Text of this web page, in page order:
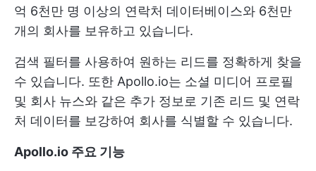
억 6천만 명 이상의 연락처 데이터베이스와 6천만
개의 회사를 보유하고 있습니다.
검색 필터를 사용하여 원하는 리드를 정확하게 찾을
수 있습니다. 또한 Apollo.io는 소셜 미디어 프로필
및 회사 뉴스와 같은 추가 정보로 기존 리드 및 연락
처 데이터를 보강하여 회사를 식별할 수 있습니다.
Apollo.io 주요 기능